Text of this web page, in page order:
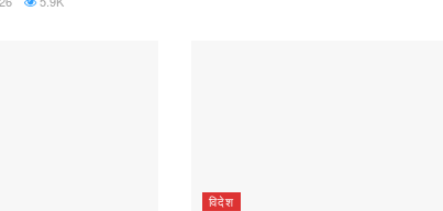
विदेश